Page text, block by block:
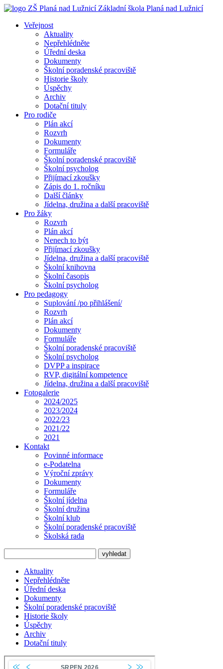
Základní škola Planá nad Lužnicí
Veřejnost
Aktuality
Nepřehlédněte
Úřední deska
Dokumenty
Školní poradenské pracoviště
Historie školy
Úspěchy
Archiv
Dotační tituly
Pro rodiče
Plán akcí
Rozvrh
Dokumenty
Formuláře
Školní poradenské pracoviště
Školní psycholog
Přijímací zkoušky
Zápis do 1. ročníku
Další články
Jídelna, družina a další pracoviště
Pro žáky
Rozvrh
Plán akcí
Nenech to být
Přijímací zkoušky
Jídelna, družina a další pracoviště
Školní knihovna
Školní časopis
Školní psycholog
Pro pedagogy
Suplování /po přihlášení/
Rozvrh
Plán akcí
Dokumenty
Formuláře
Školní poradenské pracoviště
Školní psycholog
DVPP a inspirace
RVP, digitální kompetence
Jídelna, družina a další pracoviště
Fotogalerie
2024/2025
2023/2024
2022/23
2021/22
2021
Kontakt
Povinné informace
e-Podatelna
Výroční zprávy
Dokumenty
Formuláře
Školní jídelna
Školní družina
Školní klub
Školní poradenské pracoviště
Školská rada
Aktuality
Nepřehlédněte
Úřední deska
Dokumenty
Školní poradenské pracoviště
Historie školy
Úspěchy
Archiv
Dotační tituly